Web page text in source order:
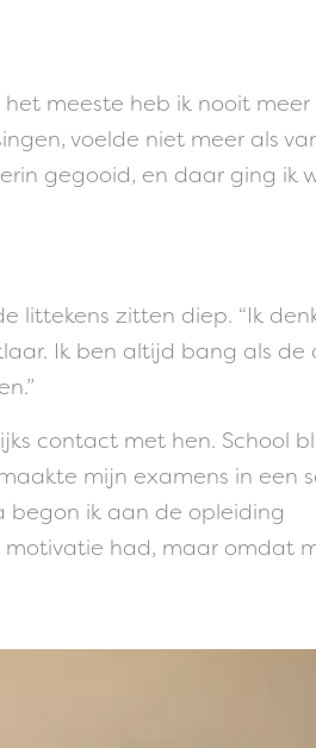
meeste heb ik nooit meer
voelde niet meer als
gegooid, en daar ging ik
littekens zitten diep. “Ik
Ik ben altijd bang als de
contact met hen. School
mijn examens in een
begon ik aan de opleiding
had, maar omdat